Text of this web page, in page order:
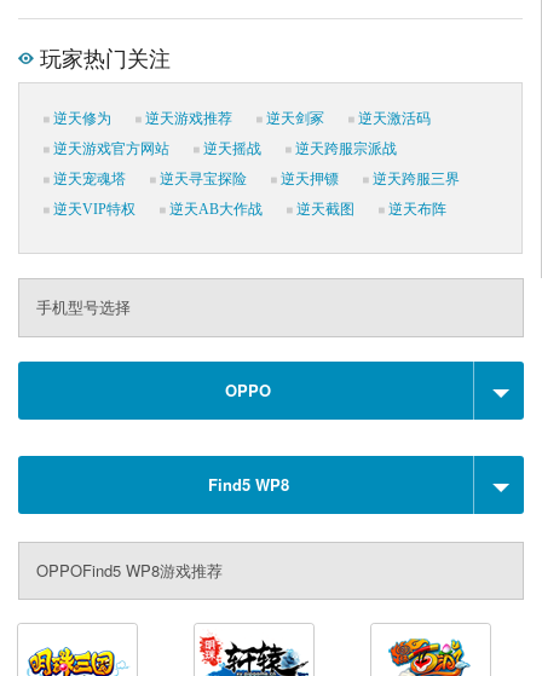
玩家热门关注
逆天修为 逆天游戏推荐 逆天剑冢
逆天激活码
逆天游戏官方网站
逆天摇战
逆天跨服宗派战
逆天宠魂塔
逆天寻宝探险 逆天押镖
逆天跨服三界
逆天VIP特权
逆天AB大作战 逆天截图 逆天布阵
手机型号选择
OPPO
Find5 WP8
OPPOFind5 WP8游戏推荐